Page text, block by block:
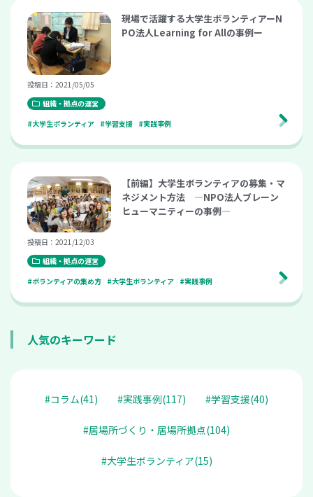
現場で活躍する大学生ボランティアーN
PO法人Learning for Allの事例ー
投稿日：2021/05/05
組織・拠点の運営
#大学生ボランティア
#学習支援 #実践事例
【前編】大学生ボランティアの募集・マ
ネジメント方法 ―NPO法人ブレーン
ヒューマニティーの事例―
投稿日：2021/12/03
組織・拠点の運営
#ボランティアの集め方
#大学生ボランティア #実践事例
人気のキーワード
#コラム(41) #実践事例(117) #学習支援(40)
#居場所づくり・居場所拠点(104)
#大学生ボランティア(15)